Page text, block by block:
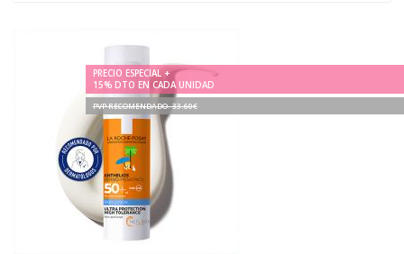
PRECIO ESPECIAL +
15% DTO EN CADA UNIDAD
PVP RECOMENDADO. 33.60€